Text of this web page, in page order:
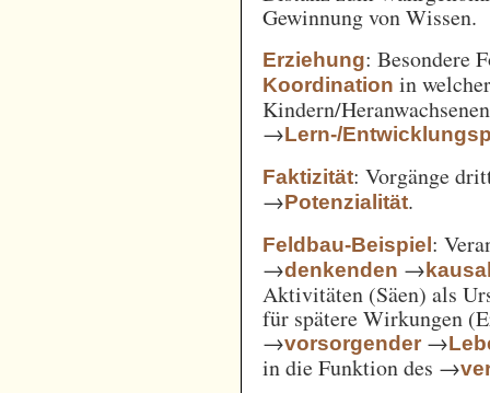
Gewinnung von Wissen.
Erziehung: Besondere
Koordination in
Kindern/
→Lern-/
Faktizität: Vorgänge
→Potenzialität.
Feldbau-Beispiel:
→denkenden →
Aktivitäten (Säen) als
für spätere Wirkungen
→vorsorgender →
in die Funktion des →